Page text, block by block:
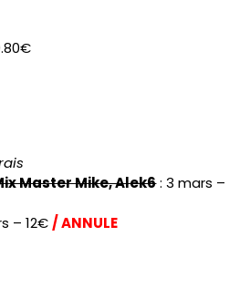
Master Mike, Alek6: 3 mars –
– 12€ / ANNULE